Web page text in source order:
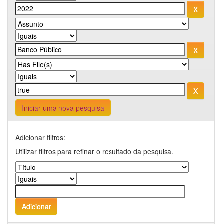
Iniciar uma nova pesquisa
Adicionar filtros:
Utilizar filtros para refinar o resultado da pesquisa.